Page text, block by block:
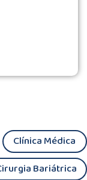
Clínica Médica
Bariátrica